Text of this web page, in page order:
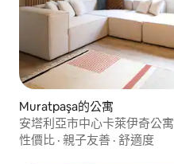
Muratpaşa的公寓
安塔利亞市中心卡萊伊奇公寓
性價比 · 親子友善 · 舒適度